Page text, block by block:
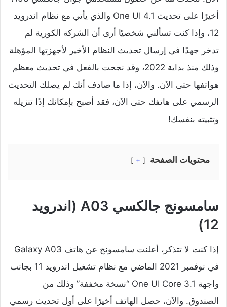
أخيرًا على تحديث One UI 4.1 والذي يأتي مع نظام اندرويد
12، وإذا كنت تسألني شخصيًا أرى أن الشركة الكورية لم
تدخر جهدًا في إرسال تحديث النظام الأخير لأجهزتها المؤهلة
وذلك منذ بداية 2022، وقد نجحت بالفعل في تحديث معظم
هواتفها حتى الآن. والآن، إذا ما صادف أنك لم يصلك التحديث
الرسمي على هاتفك حتى الآن، فقد أصبح بإمكانك إذًا تنزيله
وتثبيته بنفسك!
محتويات الصفحة +
سامسونج جالكسي A03 (اندرويد
12)
إذا كنت لا تتذكر، أعلنت سامسونج عن هاتف Galaxy A03
في نوفمبر 2021 الماضي مع نظام تشغيل اندرويد 11 بجانب
واجهة One UI Core 3.1 “نسخة مخففة” وذلك من
الصندوق. والآن، حصل الهاتف أخيرًا على أول تحديث رسمي